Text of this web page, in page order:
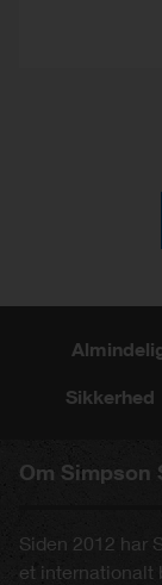
Sikkerhed
Om Simpson
Siden 2012 har
et internationalt